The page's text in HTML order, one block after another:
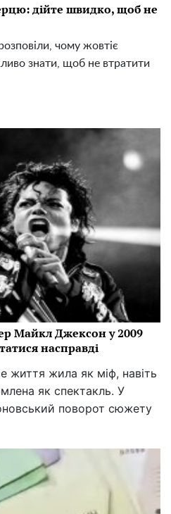
дійте швидко, щоб не
чому жовтіє
знати, щоб не втратити
Майкл Джексон у 2009
насправді
життя жила як міф, навіть
як спектакль. У
поворот сюжету